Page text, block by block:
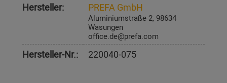
Hersteller:
PREFA GmbH
Aluminiumstraße 2, 98634
Wasungen
office.de@prefa.com
Hersteller-Nr.: 220040-075